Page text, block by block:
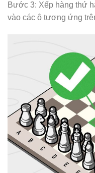
Bước 3: Xếp hàng thứ
vào các ô tương ứng